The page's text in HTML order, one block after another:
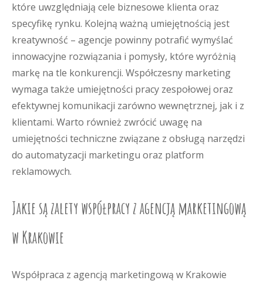
które uwzględniają cele biznesowe klienta oraz
specyfikę rynku. Kolejną ważną umiejętnością jest
kreatywność – agencje powinny potrafić wymyślać
innowacyjne rozwiązania i pomysły, które wyróżnią
markę na tle konkurencji. Współczesny marketing
wymaga także umiejętności pracy zespołowej oraz
efektywnej komunikacji zarówno wewnętrznej, jak i z
klientami. Warto również zwrócić uwagę na
umiejętności techniczne związane z obsługą narzędzi
do automatyzacji marketingu oraz platform
reklamowych.
Jakie są zalety współpracy z agencją marketingową
w Krakowie
Współpraca z agencją marketingową w Krakowie